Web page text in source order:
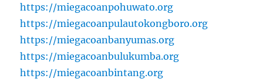
https://miegacoanpohuwato.org
https://miegacoanpulautokongboro.org
https://miegacoanbanyumas.org
https://miegacoanbulukumba.org
https://miegacoanbintang.org